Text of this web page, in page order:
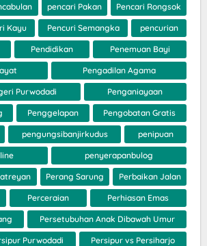
pencari Pakan Pencari Rongsok
Kayu Pencuri Semangka pencurian
Pendidikan Penemuan Bayi
Pengadilan Agama
Purwodadi Penganiayaan
Penggelapan Pengobatan Gratis
pengungsibanjirkudus penipuan
penyerapanbulog
Perang Sarung Perbaikan Jalan
Perceraian Perhiasan Emas
Persetubuhan Anak Dibawah Umur
Purwodadi Persipur vs Persiharjo